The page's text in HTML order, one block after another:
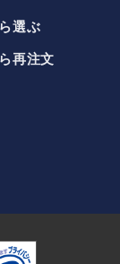
選ぶ
再注文